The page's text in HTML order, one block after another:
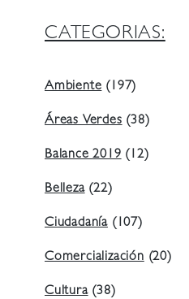
CATEGORIAS:
Ambiente (197)
Áreas Verdes (38)
Balance 2019 (12)
Belleza(22)
Ciudadanía (107)
Comercialización (20)
Cultura(38)